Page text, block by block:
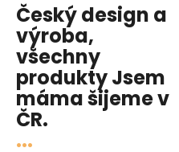
Český design a
výroba,
všechny
produktyJsem
mámašijeme v
ČR.
...